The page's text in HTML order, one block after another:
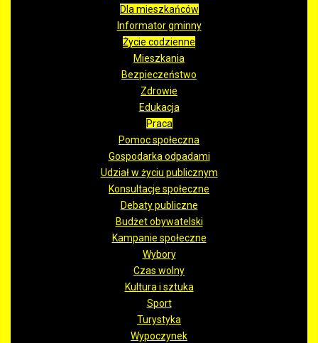
Dla mieszkańców
Informator gminny
Życie codzienne
Mieszkania
Bezpieczeństwo
Zdrowie
Edukacja
Praca
Pomoc społeczna
Gospodarka odpadami
Udział w życiu publicznym
Konsultacje społeczne
Debaty publiczne
Budżet obywatelski
Kampanie społeczne
Wybory
Czas wolny
Kultura i sztuka
Sport
Turystyka
Wypoczynek